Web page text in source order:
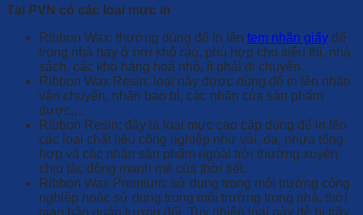
Tại PVN có các loại mực in
Ribbon Wax: thường dùng để in lên tem nhãn giấy để
trong nhà hay ở nơi khô ráo, phù hợp cho siêu thị, nhà
sách, các kho hàng hoá nhỏ, ít phải di chuyển.
Ribbon Wax Resin: loại này được dùng để in lên nhãn
vận chuyển, nhãn bao bì, các nhãn của sản phẩm
dược,…
Ribbon Resin: đây là loại mực cao cấp dùng để in lên
các loại chất liệu công nghiệp như vải, da, nhựa tổng
hợp và các nhãn sản phẩm ngoài trời thường xuyên
chịu tác động mạnh mẽ của thời tiết.
Ribbon Wax Premium: sử dụng trong môi trường công
nghiệp hoặc sử dụng trong môi trường trong nhà, thời